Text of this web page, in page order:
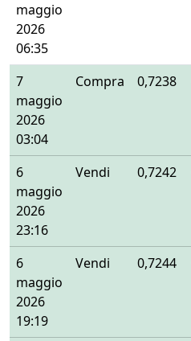
maggio
2026
06:35
7
maggio
2026
03:04
Compra 0,7238
6
maggio
2026
23:16
Vendi 0,7242
6
maggio
2026
19:19
Vendi 0,7244